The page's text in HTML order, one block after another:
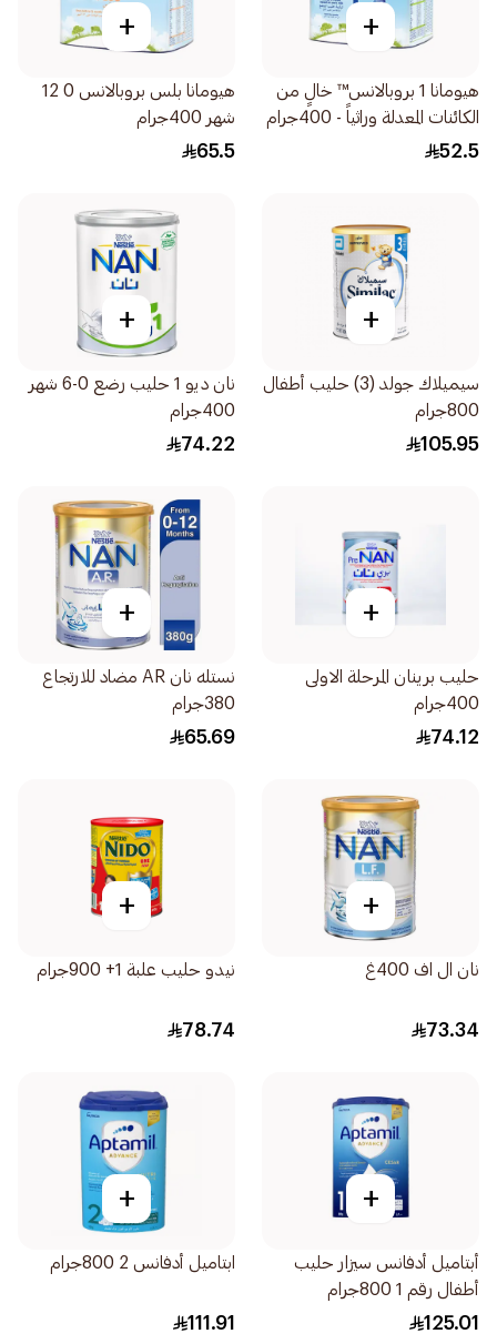
+
هيومانا 1 بروبالانس™ خالٍ من
الكائنات المعدلة وراثياً - 400جرام
52.5
+
هيومانا بلس بروبالانس 0 12
شهر 400جرام
65.5
+
سيميلاك جولد (3) حليب أطفال
800جرام
105.95
+
نان ديو 1 حليب رضع 0-6 شهر
400جرام
74.22
+
حليب برينان المرحلة الاولى
400جرام
74.12
+
نستله نان AR مضاد للارتجاع
380جرام
65.69
+
نان ال اف 400غ
73.34
+
نيدو حليب علبة 1+ 900جرام
78.74
+
أبتاميل أدفانس سيزار حليب
أطفال رقم 1 800جرام
125.01
+
ابتاميل أدفانس 2 800جرام
111.91